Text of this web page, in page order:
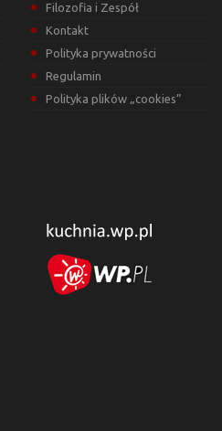
Filozofia i Zespół
Kontakt
Polityka prywatności
Regulamin
Polityka plików „cookies”